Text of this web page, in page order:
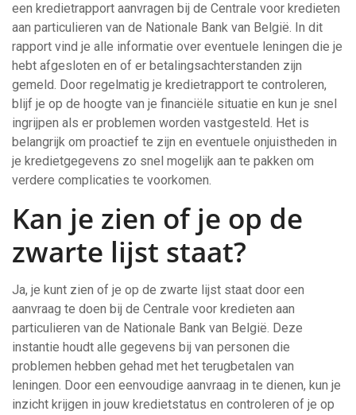
een kredietrapport aanvragen bij de Centrale voor kredieten
aan particulieren van de Nationale Bank van België. In dit
rapport vind je alle informatie over eventuele leningen die je
hebt afgesloten en of er betalingsachterstanden zijn
gemeld. Door regelmatig je kredietrapport te controleren,
blijf je op de hoogte van je financiële situatie en kun je snel
ingrijpen als er problemen worden vastgesteld. Het is
belangrijk om proactief te zijn en eventuele onjuistheden in
je kredietgegevens zo snel mogelijk aan te pakken om
verdere complicaties te voorkomen.
Kan je zien of je op de
zwarte lijst staat?
Ja, je kunt zien of je op de zwarte lijst staat door een
aanvraag te doen bij de Centrale voor kredieten aan
particulieren van de Nationale Bank van België. Deze
instantie houdt alle gegevens bij van personen die
problemen hebben gehad met het terugbetalen van
leningen. Door een eenvoudige aanvraag in te dienen, kun je
inzicht krijgen in jouw kredietstatus en controleren of je op